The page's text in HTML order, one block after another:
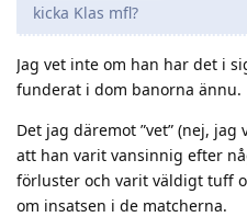
kicka Klas mfl?
Jag vet inte om han har det i
funderat i dom banorna ännu.
Det jag däremot ”vet” (nej,
att han varit vansinnig efter
förluster och varit väldigt tuff
om insatsen i de matcherna.